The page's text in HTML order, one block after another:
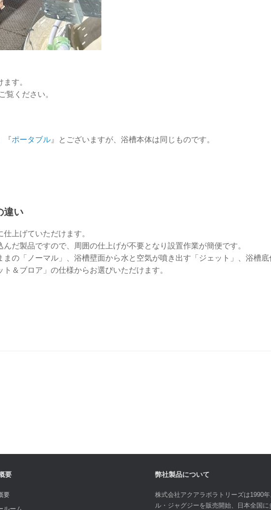
す。
覧ください。
『ポータブル 』とございますが、浴槽本体は同じものです。
違い
上げていただけます。
だ製品ですので、周囲の仕上げが不要となり設置作業が簡便です。
の「ノーマル」、浴槽壁面から水と空気が噴き出す「ジェット」、浴槽
＆ブロア」の仕様からお選びいただけます。
要
要
弊社製品について
株式会社アクアラボラトリーズは1990
ル・ジャグジーを販売開始、日本全国